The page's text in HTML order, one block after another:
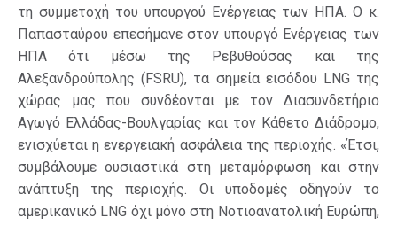
τη συμμετοχή του υπουργού Ενέργειας των ΗΠΑ. Ο κ.
Παπασταύρου επεσήμανε στον υπουργό Ενέργειας των
ΗΠΑ ότι μέσω της Ρεβυθούσας και της
Αλεξανδρούπολης (FSRU), τα σημεία εισόδου LNG της
χώρας μας που συνδέονται με τον Διασυνδετήριο
Αγωγό Ελλάδας-Βουλγαρίας και τον Κάθετο Διάδρομο,
ενισχύεται η ενεργειακή ασφάλεια της περιοχής. «Έτσι,
συμβάλουμε ουσιαστικά στη μεταμόρφωση και στην
ανάπτυξη της περιοχής. Οι υποδομές οδηγούν το
αμερικανικό LNG όχι μόνο στη Νοτιοανατολική Ευρώπη,